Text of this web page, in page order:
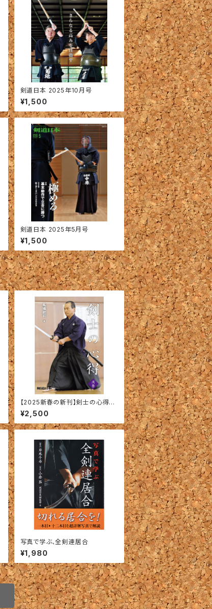
剣道日本 2025年10月号
¥1,500
剣道日本 2025年5月号
¥1,500
【2025新春の新刊】剣士の心得
〈弐巻〉馬場欽司＝著
¥2,500
写真で学ぶ、全剣連居合
¥1,980